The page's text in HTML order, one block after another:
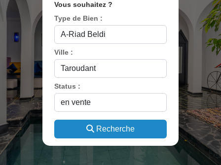
Vous souhaitez ?
Type de Bien :
Ville :
Status :
Recherche